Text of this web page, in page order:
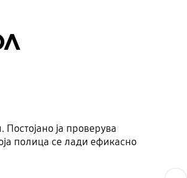
ја проверува
полица се лади ефикасно